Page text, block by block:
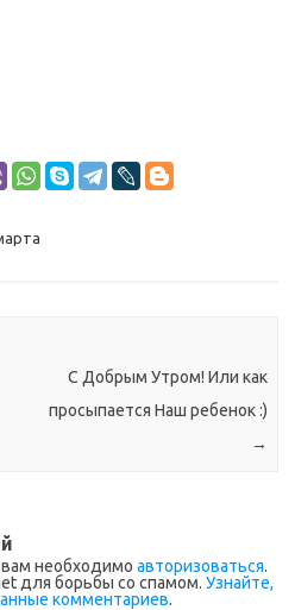
С Добрым Утром! Или как
просыпается Наш ребенок :)
→
необходимо авторизоваться.
для борьбы со спамом. Узнайте,
комментариев.